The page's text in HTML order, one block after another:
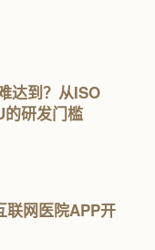
达到？从ISO
的研发门槛
联网医院APP开